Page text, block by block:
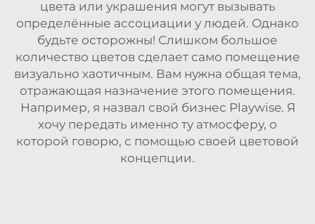
цвета или украшения могут вызывать
определённые ассоциации у людей. Однако
будьте осторожны! Слишком большое
количество цветов сделает само помещение
визуально хаотичным. Вам нужна общая тема,
отражающая назначение этого помещения.
Например, я назвал свой бизнес Playwise. Я
хочу передать именно ту атмосферу, о
которой говорю, с помощью своей цветовой
концепции.